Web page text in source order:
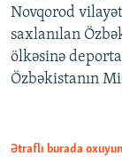
Novqorod
saxlanılan
ölkəsinə
Özbəkistanın
Ətraflı burada oxuyun